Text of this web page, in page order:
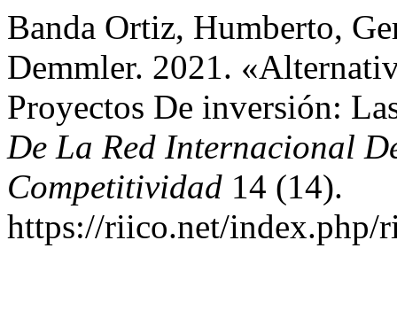
Banda Ortiz, Humberto,
Demmler. 2021.
Proyectos De inversión:
De La Red Internacional
Competitividad 14 (14).
https://riico.net/index.php/